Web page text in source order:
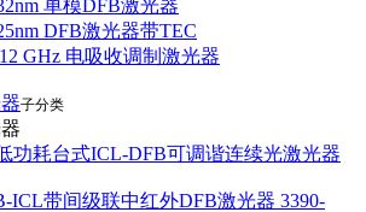
单模DFB激光器
DFB激光器带TEC
GHz 电吸收调制激光器
子分类
功耗台式ICL-DFB可调谐连续光激光器
ICL带间级联中红外DFB激光器 3390-